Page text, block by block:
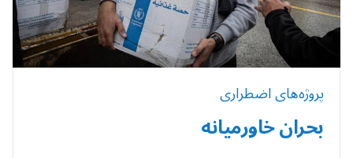
پروژه‌های اضطراری
بحران خاورمیانه